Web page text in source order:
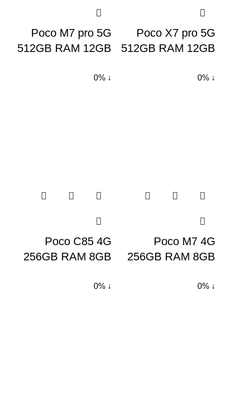
Poco X7 pro 5G
512GB RAM 12GB
Poco M7 pro 5G
512GB RAM 12GB
↓ 0%
Poco M7 4G
256GB RAM 8GB
↓ 0%
Poco C85 4G
256GB RAM 8GB
↓ 0%
↓ 0%